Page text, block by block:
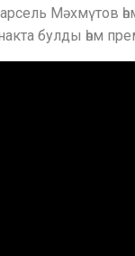
Мәхмүтов
булды һәм